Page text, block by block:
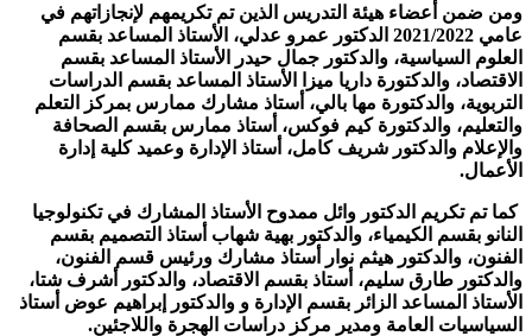
ومن ضمن أعضاء هيئة التدريس الذين تم تكريمهم لإنجازاتهم في
عامي 2021/2022 الدكتور عمرو عدلي، الأستاذ المساعد بقسم
العلوم السياسية، والدكتور جمال حيدر الأستاذ المساعد بقسم
الاقتصاد، والدكتورة داريا ميزا الأستاذ المساعد بقسم الدراسات
التربوية، والدكتورة مها بالي، أستاذ مشارك ممارس بمركز التعلم
والتعليم، والدكتورة كيم فوكس، أستاذ ممارس بقسم الصحافة
والإعلام والدكتور شريف كامل، أستاذ الإدارة وعميد كلية إدارة
الأعمال.
كما تم تكريم الدكتور وائل ممدوح الأستاذ المشارك في تكنولوجيا
النانو بقسم الكيمياء، والدكتور بهية شهاب أستاذ التصميم بقسم
الفنون، والدكتور هيثم نوار أستاذ مشارك ورئيس قسم الفنون،
والدكتور طارق سليم، أستاذ بقسم الاقتصاد، والدكتور أشرف شتا،
الأستاذ المساعد الزائر بقسم الإدارة و والدكتور إبراهيم عوض أستاذ
السياسيات العامة ومدير مركز دراسات الهجرة واللاجئين.